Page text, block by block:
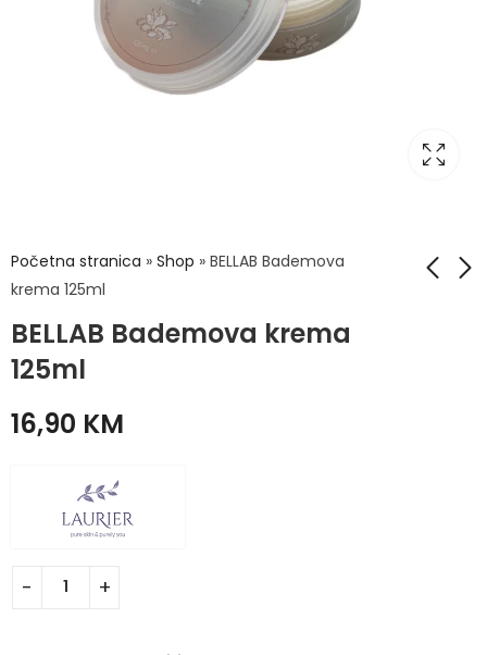
Početna stranica » Shop » BELLAB Bademova
krema 125ml
BELLAB Bademova krema
125ml
BELLAB Nevenova
BELLAB Prirodni
16,90 KM